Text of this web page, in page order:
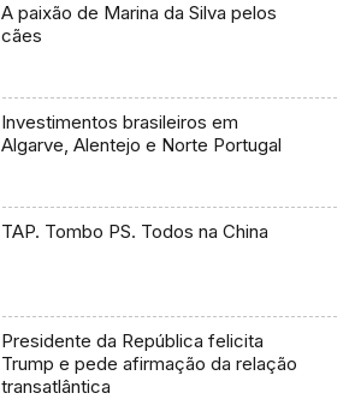
A paixão de Marina da Silva pelos
cães
Investimentos brasileiros em
Algarve, Alentejo e Norte Portugal
TAP. Tombo PS. Todos na China
Presidente da República felicita
Trump e pede afirmação da relação
transatlântica